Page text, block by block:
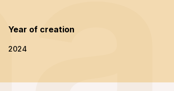
Year of creation
2024